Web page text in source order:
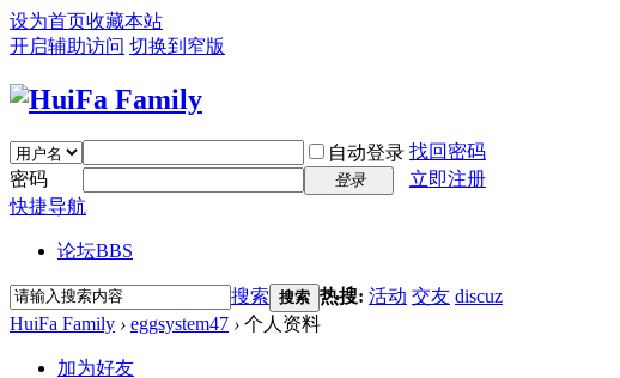
设为首页收藏本站
开启辅助访问 切换到窄版
自动登录 找回密码
密码
登录
立即注册
快捷导航
论坛BBS
搜索 搜索 热搜: 活动 交友 discuz
HuiFa Family › eggsystem47 › 个人资料
加为好友